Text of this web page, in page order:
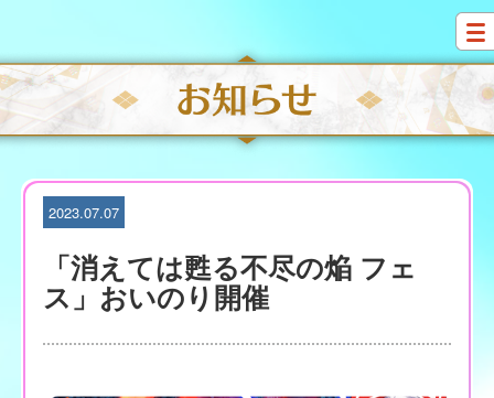
i
p
t
o
c
2023.07.07
「消えては甦る不尽の焔 フェ
ス」おいのり開催